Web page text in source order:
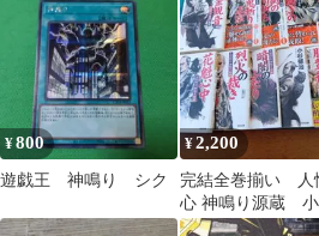
¥800
遊戯王 神鳴り シク
¥2,200
完結全巻揃い 人
心 神鳴り源蔵 小
治